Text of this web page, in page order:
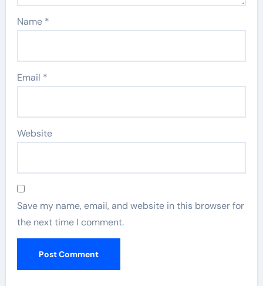
Name *
Email *
Website
Save my name, email, and website in this browser for
the next time I comment.